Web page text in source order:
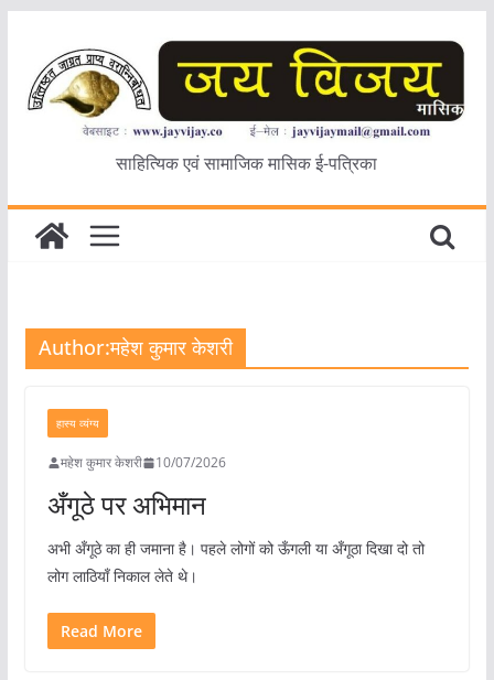
content
साहित्यिक एवं सामाजिक मासिक ई-पत्रिका
Author:महेश कुमार केशरी
हास्य व्यंग्य
महेश कुमार केशरी 10/07/2026
अँगूठे पर अभिमान
अभी अँगूठे का ही जमाना है। पहले लोगों को ऊँगली या अँगूठा दिखा दो तो
लोग लाठियाँ निकाल लेते थे।
Read More